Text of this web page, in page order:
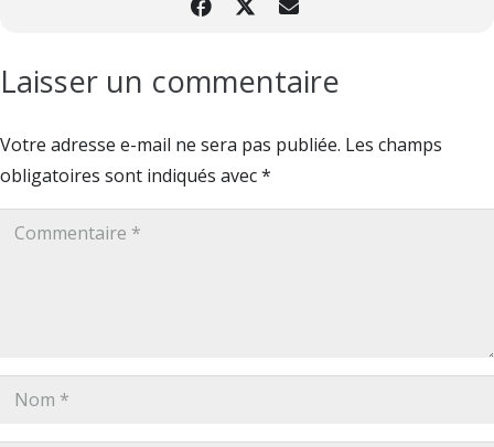
Laisser un commentaire
Votre adresse e-mail ne sera pas publiée. Les champs
obligatoires sont indiqués avec*